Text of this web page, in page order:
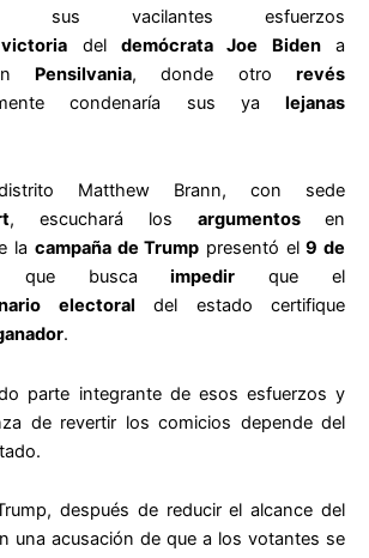
sus vacilantes esfuerzos
victoria del demócrata Joe Bidena
Pensilvania, donde otrorevés
condenaría sus yalejanas
Matthew Brann, con sede
, escuchará los argumentos en
la campaña de Trump presentó el9 de
buscaimpedir que el
electoral del estado certifique
.
parte integrante de esos esfuerzos y
de revertir los comicios depende del
después de reducir el alcance del
una acusación de que a los votantes se